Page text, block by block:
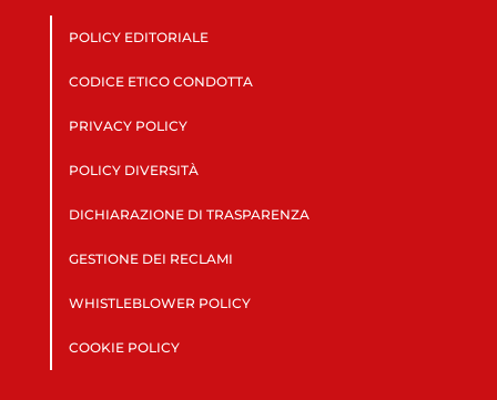
POLICY EDITORIALE
CODICE ETICO CONDOTTA
PRIVACY POLICY
POLICY DIVERSITÀ
DICHIARAZIONE DI TRASPARENZA
GESTIONE DEI RECLAMI
WHISTLEBLOWER POLICY
COOKIE POLICY